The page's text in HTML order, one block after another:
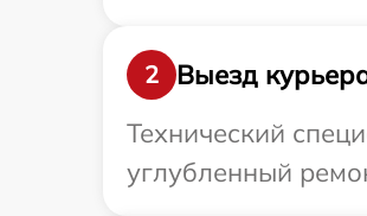
2
Выезд
Технический
углубленный